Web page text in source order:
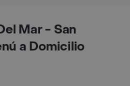
Mar - San
a Domicilio